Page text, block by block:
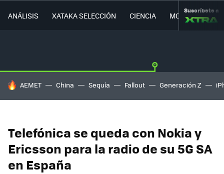
ANÁLISIS XATAKA SELECCIÓN CIENCIA MOVILIDAD
Suscríbete a
HOY SE HABLA DE
AEMET China Sequía Fallout Generación Z
Telefónica se queda con Nokia y
Ericsson para la radio de su 5G SA
en España